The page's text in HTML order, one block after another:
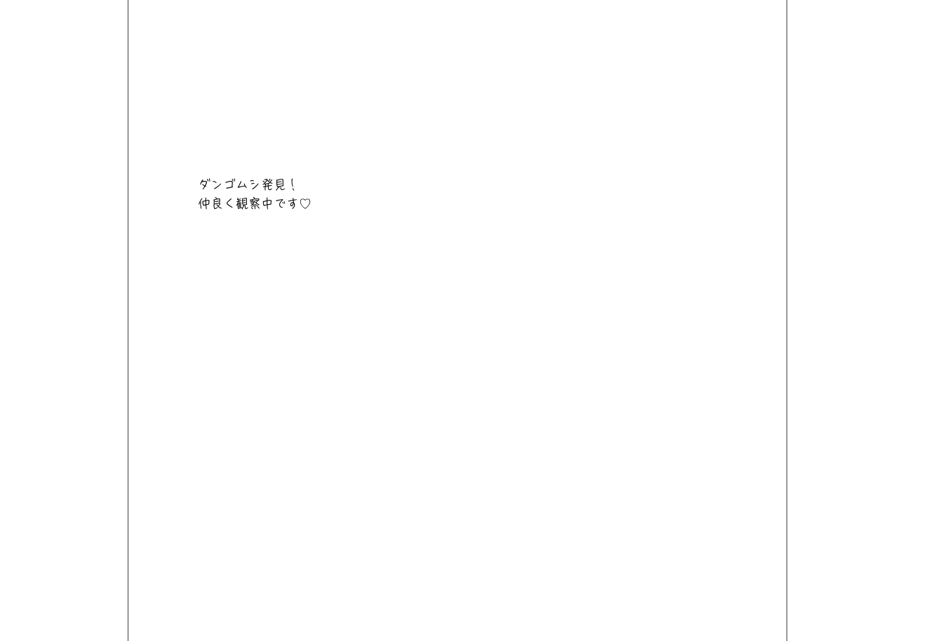
ダンゴムシ発見！
仲良く観察中です♡